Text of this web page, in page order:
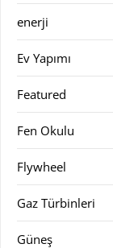
enerji
Ev Yapımı
Featured
Fen Okulu
Flywheel
Gaz Türbinleri
Güneş